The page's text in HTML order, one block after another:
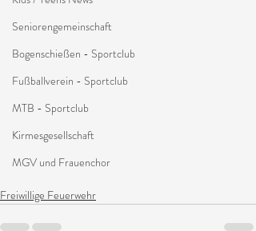
Seniorengemeinschaft
Bogenschießen - Sportclub
Fußballverein - Sportclub
MTB - Sportclub
Kirmesgesellschaft
MGV und Frauenchor
Freiwillige Feuerwehr